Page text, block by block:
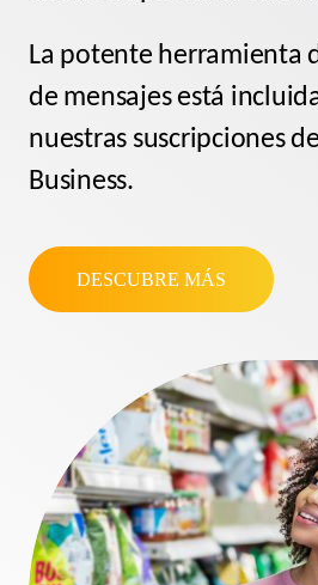
La potente herramienta
de mensajesestá
nuestras suscripciones
Business.
DESCUBRE MÁS